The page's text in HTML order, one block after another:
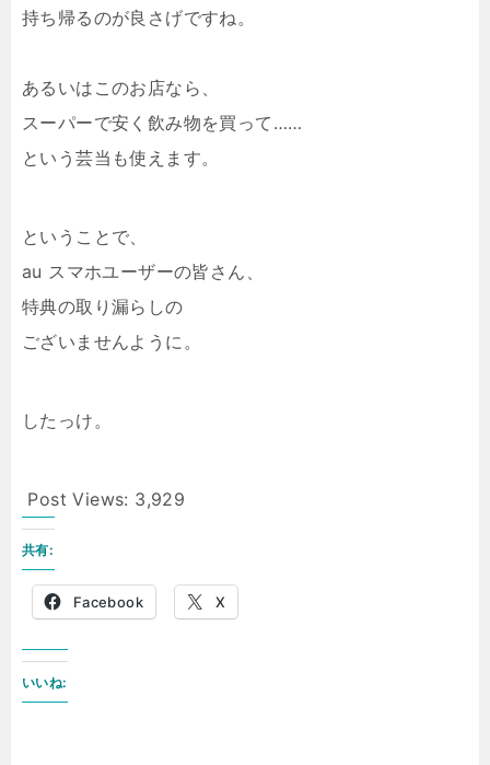
持ち帰るのが良さげですね。
あるいはこのお店なら、
スーパーで安く飲み物を買って……
という芸当も使えます。
ということで、
au スマホユーザーの皆さん、
特典の取り漏らしの
ございませんように。
したっけ。
Post Views: 3,929
共有:
Facebook X
いいね: